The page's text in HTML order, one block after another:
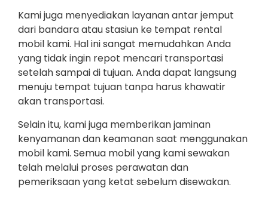
Kami juga menyediakan layanan antar jemput
dari bandara atau stasiun ke tempat rental
mobil kami. Hal ini sangat memudahkan Anda
yang tidak ingin repot mencari transportasi
setelah sampai di tujuan. Anda dapat langsung
menuju tempat tujuan tanpa harus khawatir
akan transportasi.
Selain itu, kami juga memberikan jaminan
kenyamanan dan keamanan saat menggunakan
mobil kami. Semua mobil yang kami sewakan
telah melalui proses perawatan dan
pemeriksaan yang ketat sebelum disewakan.